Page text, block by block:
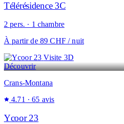
Télérésidence 3C
2 pers. · 1 chambre
À partir de89 CHF/ nuit
Visite 3D
Découvrir
Crans-Montana
4.71 · 65 avis
Ycoor 23